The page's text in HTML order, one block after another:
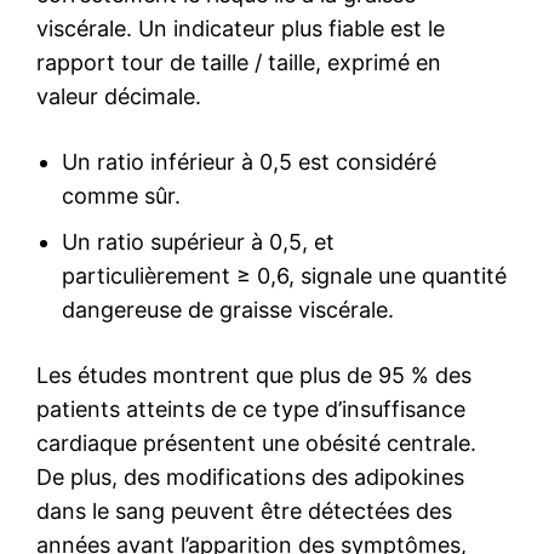
viscérale. Un indicateur plus fiable est le
rapport tour de taille / taille, exprimé en
valeur décimale.
Un ratio inférieur à 0,5 est considéré
comme sûr.
Un ratio supérieur à 0,5, et
particulièrement ≥ 0,6, signale une quantité
dangereuse de graisse viscérale.
Les études montrent que plus de 95 % des
patients atteints de ce type d’insuffisance
cardiaque présentent une obésité centrale.
De plus, des modifications des adipokines
dans le sang peuvent être détectées des
années avant l’apparition des symptômes,